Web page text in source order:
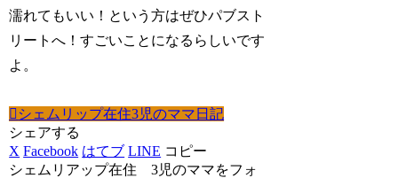
濡れてもいい！という方はぜひパブスト
リートへ！すごいことになるらしいです
よ。
シェムリップ在住3児のママ日記
シェアする
X Facebook はてブ LINE コピー
シェムリアップ在住 3児のママをフォ